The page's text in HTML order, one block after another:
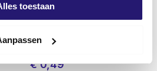
toestaan
GB cale, plastique 100x45x18
€0,49